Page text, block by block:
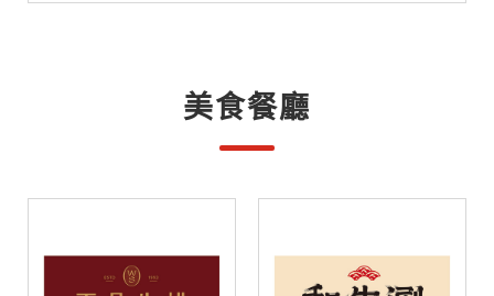
美食餐廳